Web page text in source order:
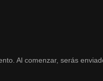
Al comenzar, serás